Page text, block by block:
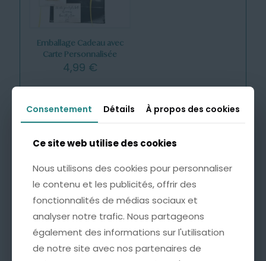
Emballage Cadeau avec
Carte Personnalisée
4,99 €
Cette option est idéale pour offrir un bijou
accompagné d’un mot doux, à l’occasion d’un
important.
* Une pochette soignée, ornée d’un nœud doré
pour une présentation raffinée.
* Une carte sur laquelle nous pouvons inscrire un
mot personnalisé au verso (100 caractères max).
Consentement Détails À propos des cookies
Ce site web utilise des cookies
Nous utilisons des cookies pour personnaliser
le contenu et les publicités, offrir des
fonctionnalités de médias sociaux et
analyser notre trafic. Nous partageons
également des informations sur l'utilisation
de notre site avec nos partenaires de
Consentement Détails À propos des cookies
Ce site web utilise des cookies
Nous utilisons des cookies pour personnaliser
le contenu et les publicités, offrir des
fonctionnalités de médias sociaux et
analyser notre trafic. Nous partageons
également des informations sur l'utilisation
de notre site avec nos partenaires de